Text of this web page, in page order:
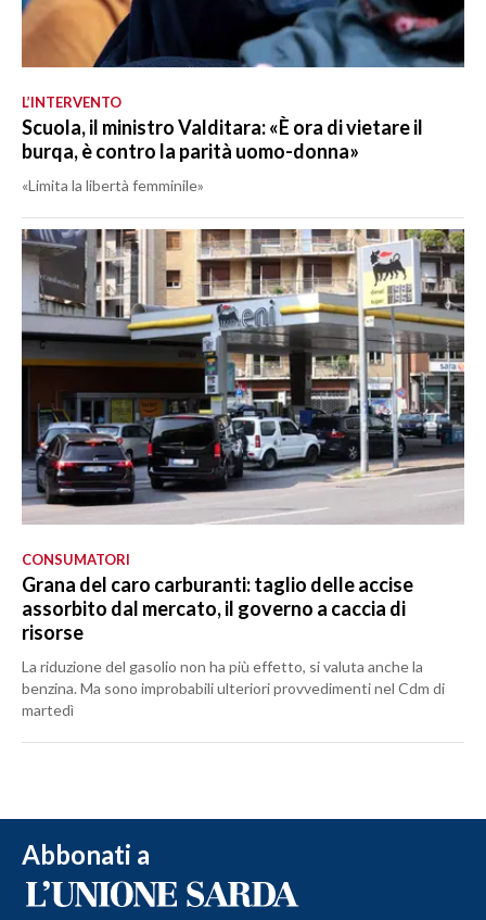
L’INTERVENTO
Scuola, il ministro Valditara: «È ora di vietare il
burqa, è contro la parità uomo-donna»
«Limita la libertà femminile»
CONSUMATORI
Grana del caro carburanti: taglio delle accise
assorbito dal mercato, il governo a caccia di
risorse
La riduzione del gasolio non ha più effetto, si valuta anche la
benzina. Ma sono improbabili ulteriori provvedimenti nel Cdm di
martedì
Abbonati a